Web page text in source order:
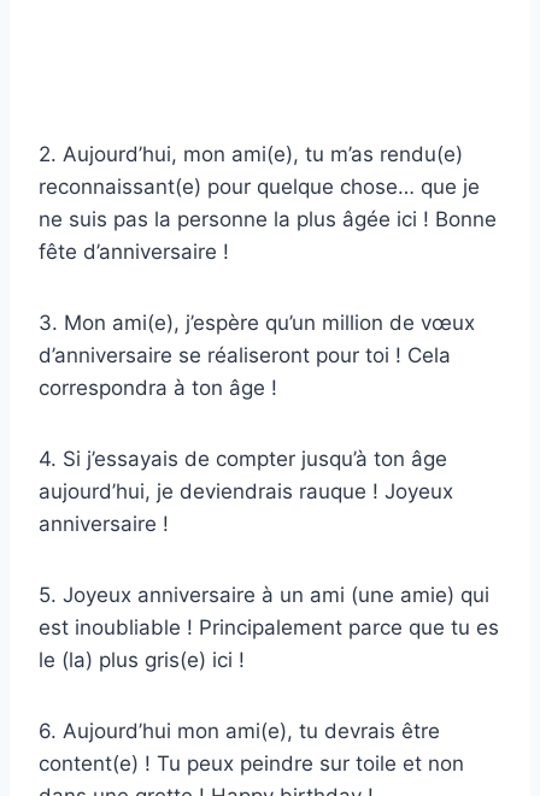
2. Aujourd’hui, mon ami(e), tu m’as rendu(e)
reconnaissant(e) pour quelque chose… que je
ne suis pas la personne la plus âgée ici ! Bonne
fête d’anniversaire !
3. Mon ami(e), j’espère qu’un million de vœux
d’anniversaire se réaliseront pour toi ! Cela
correspondra à ton âge !
4. Si j’essayais de compter jusqu’à ton âge
aujourd’hui, je deviendrais rauque ! Joyeux
anniversaire !
5. Joyeux anniversaire à un ami (une amie) qui
est inoubliable ! Principalement parce que tu es
le (la) plus gris(e) ici !
6. Aujourd’hui mon ami(e), tu devrais être
content(e) ! Tu peux peindre sur toile et non